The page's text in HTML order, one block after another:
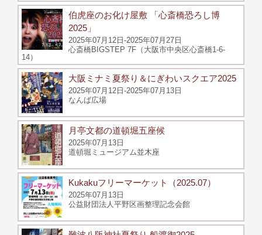
伯虎座のお化け屋敷 「心斎橋恐ろし博
2025」
2025年07月12日-2025年07月27日
心斎橋BIGSTEP 7F（大阪市中央区心斎橋1-6-
14）
大阪ミナミ夏祭り＆にぎわいスクエア2025
2025年07月12日-2025年07月13日
なんば広場
月亭文都の道頓堀五座候
2025年07月13日
道頓堀ミュージアム並木座
Kukakuフリーマーケット（2025.07）
2025年07月13日
公益財団法人平野区画整理記念会館